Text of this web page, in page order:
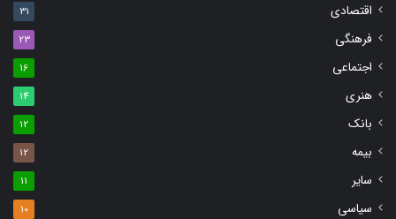
اقتصادی 31
فرهنگی 23
اجتماعی 16
هنری 14
بانک 12
بیمه 12
سایر 11
سیاسی 10